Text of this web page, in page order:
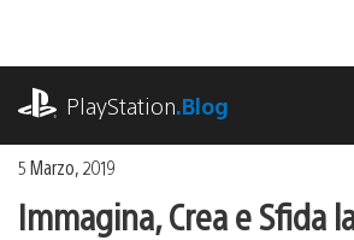
contenuto
PlayStation.Blog
5 Marzo, 2019
Immagina, Crea e Sfida